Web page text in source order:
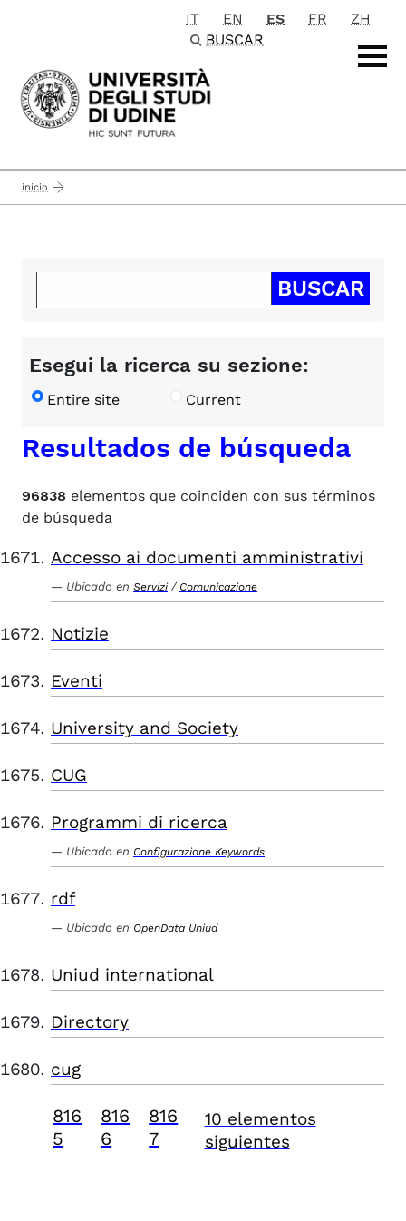
Passa al contenuto principale
IT EN ES FR
ZH
BUSCAR
inicio
Esegui la ricerca su sezione:
Entire site Current
Resultados de búsqueda
96838 elementos que coinciden con sus términos
de búsqueda
Accesso ai documenti amministrativi
Ubicado en Servizi / Comunicazione
Notizie
Eventi
University and Society
CUG
Programmi di ricerca
Ubicado en Configurazione Keywords
rdf
Ubicado en OpenData Uniud
Uniud international
Directory
cug
816
5
816
6
816
7
10 elementos
siguientes